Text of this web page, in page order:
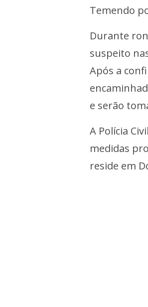
Temendo
Durante
suspeito
Após a
e serão
A Polícia
medidas
reside em